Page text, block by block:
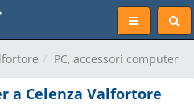
PC, accessori computer
a Celenza Valfortore